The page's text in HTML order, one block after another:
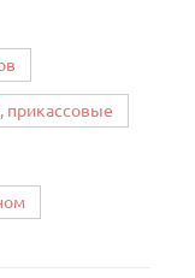
прикассовые